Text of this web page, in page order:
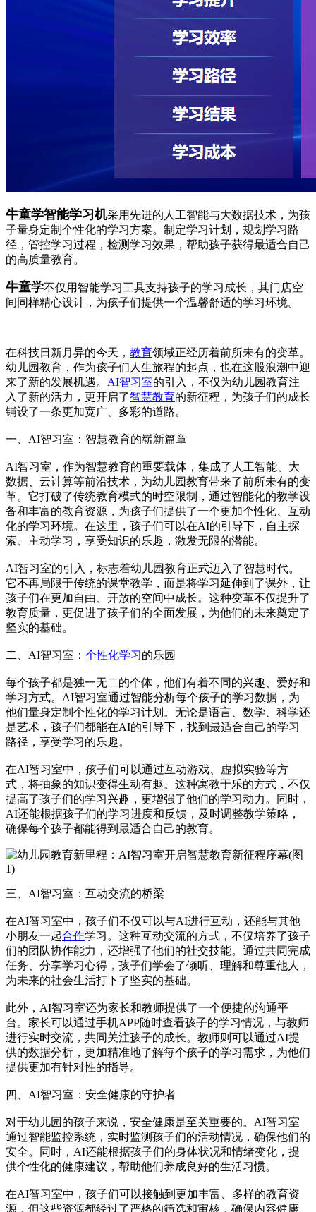
牛童学智能学习机采用先进的人工智能与大数据技术，为孩
子量身定制个性化的学习方案。制定学习计划，规划学习路
径，管控学习过程，检测学习效果，帮助孩子获得最适合自己
的高质量教育。
牛童学不仅用智能学习工具支持孩子的学习成长，其门店空
间同样精心设计，为孩子们提供一个温馨舒适的学习环境。
在科技日新月异的今天， 教育领域正经历着前所未有的变革。
幼儿园教育，作为孩子们人生旅程的起点，也在这股浪潮中迎
来了新的发展机遇。 AI智习室的引入，不仅为幼儿园教育注
入了新的活力，更开启了智慧教育的新征程，为孩子们的成长
铺设了一条更加宽广、多彩的道路。
一、AI智习室：智慧教育的崭新篇章
AI智习室，作为智慧教育的重要载体，集成了人工智能、大
数据、云计算等前沿技术，为幼儿园教育带来了前所未有的变
革。它打破了传统教育模式的时空限制，通过智能化的教学设
备和丰富的教育资源，为孩子们提供了一个更加个性化、互动
化的学习环境。在这里，孩子们可以在AI的引导下，自主探
索、主动学习，享受知识的乐趣，激发无限的潜能。
AI智习室的引入，标志着幼儿园教育正式迈入了智慧时代。
它不再局限于传统的课堂教学，而是将学习延伸到了课外，让
孩子们在更加自由、开放的空间中成长。这种变革不仅提升了
教育质量，更促进了孩子们的全面发展，为他们的未来奠定了
坚实的基础。
二、AI智习室： 个性化学习的乐园
每个孩子都是独一无二的个体，他们有着不同的兴趣、爱好和
学习方式。AI智习室通过智能分析每个孩子的学习数据，为
他们量身定制个性化的学习计划。无论是语言、数学、科学还
是艺术，孩子们都能在AI的引导下，找到最适合自己的学习
路径，享受学习的乐趣。
在AI智习室中，孩子们可以通过互动游戏、虚拟实验等方
式，将抽象的知识变得生动有趣。这种寓教于乐的方式，不仅
提高了孩子们的学习兴趣，更增强了他们的学习动力。同时，
AI还能根据孩子们的学习进度和反馈，及时调整教学策略，
确保每个孩子都能得到最适合自己的教育。
三、AI智习室：互动交流的桥梁
在AI智习室中，孩子们不仅可以与AI进行互动，还能与其他
小朋友一起合作学习。这种互动交流的方式，不仅培养了孩子
们的团队协作能力，还增强了他们的社交技能。通过共同完成
任务、分享学习心得，孩子们学会了倾听、理解和尊重他人，
为未来的社会生活打下了坚实的基础。
此外，AI智习室还为家长和教师提供了一个便捷的沟通平
台。家长可以通过手机APP随时查看孩子的学习情况，与教师
进行实时交流，共同关注孩子的成长。教师则可以通过AI提
供的数据分析，更加精准地了解每个孩子的学习需求，为他们
提供更加有针对性的指导。
四、AI智习室：安全健康的守护者
对于幼儿园的孩子来说，安全健康是至关重要的。AI智习室
通过智能监控系统，实时监测孩子们的活动情况，确保他们的
安全。同时，AI还能根据孩子们的身体状况和情绪变化，提
供个性化的健康建议，帮助他们养成良好的生活习惯。
在AI智习室中，孩子们可以接触到更加丰富、多样的教育资
源，但这些资源都经过了严格的筛选和审核，确保内容健康、